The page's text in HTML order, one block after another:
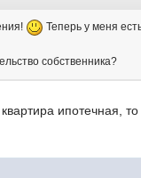
Теперь у меня
собственника?
ипотечная,